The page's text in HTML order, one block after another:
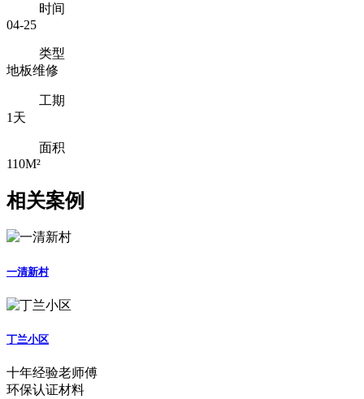
时间
04-25
类型
地板维修
工期
1天
面积
110M²
相关案例
一清新村
丁兰小区
十年经验老师傅
环保认证材料